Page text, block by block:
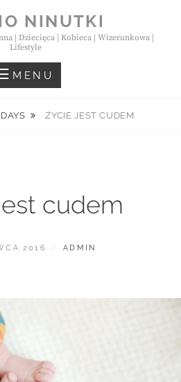
NINUTKI
| Dziecięca | Kobieca | Wizerunkowa |
Lifestyle
MENU
ŻYCIE JEST CUDEM
cudem
2016 BY
ADMIN